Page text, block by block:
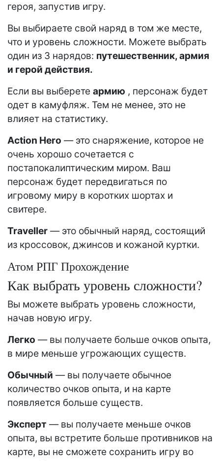
героя, запустив игру.
Вы выбираете свой наряд в том же месте,
что и уровень сложности. Можете выбрать
один из 3 нарядов: путешественник, армия
и герой действия.
Если вы выберете армию , персонаж будет
одет в камуфляж. Тем не менее, это не
влияет на статистику.
Action Hero — это снаряжение, которое не
очень хорошо сочетается с
постапокалиптическим миром. Ваш
персонаж будет передвигаться по
игровому миру в коротких шортах и ​​
свитере.
Traveller — это обычный наряд, состоящий
из кроссовок, джинсов и кожаной куртки.
Атом РПГ Прохождение
Как выбрать уровень сложности?
Вы можете выбрать уровень сложности,
начав новую игру.
Легко — вы получаете больше очков опыта,
в мире меньше угрожающих существ.
Обычный — вы получаете обычное
количество очков опыта, и на карте
появляется больше существ.
Эксперт — вы получаете меньше очков
опыта, вы встретите больше противников на
карте, вы не сможете сохранить игру во